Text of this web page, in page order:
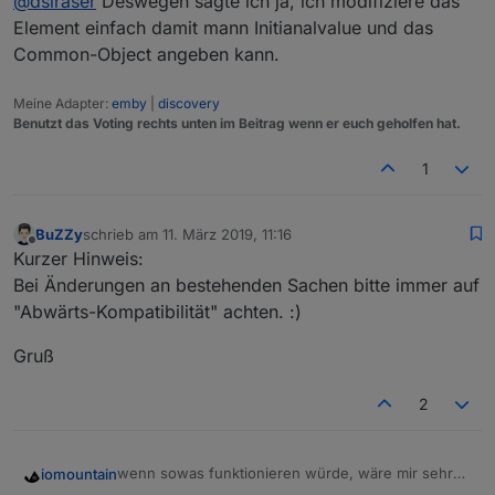
ändern.
Element einfach damit mann Initianalvalue und das
Common-Object angeben kann.
Meine Adapter: emby
discovery
Benutzt das Voting rechts unten im Beitrag wenn er euch geholfen hat.
1
Offline
BuZZyschrieb am 11. März 2019, 11:16
zuletzt editiert von
Kurzer Hinweis:
Bei Änderungen an bestehenden Sachen bitte immer auf
"Abwärts-Kompatibilität" achten. :)
Gruß
2
iomountainwenn sowas funktionieren würde, wäre mir sehr